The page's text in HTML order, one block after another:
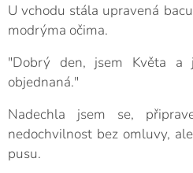
U vchodu stála upravená
modrýma očima.
"Dobrý den, jsem Květa a
objednaná."
Nadechla jsem se,
nedochvilnost bez omluvy,
pusu.